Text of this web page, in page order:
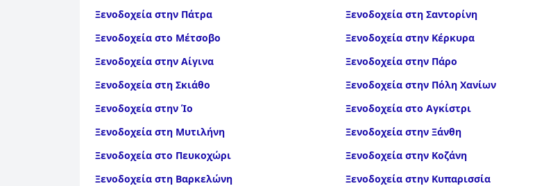
Ξενοδοχεία στην Πάτρα
Ξενοδοχεία στη Σαντορίνη
Ξενοδοχεία στο Μέτσοβο
Ξενοδοχεία στην Κέρκυρα
Ξενοδοχεία στην Αίγινα
Ξενοδοχεία στην Πάρο
Ξενοδοχεία στη Σκιάθο
Ξενοδοχεία στην Πόλη Χανίων
Ξενοδοχεία στην Ίο
Ξενοδοχεία στο Αγκίστρι
Ξενοδοχεία στη Μυτιλήνη
Ξενοδοχεία στην Ξάνθη
Ξενοδοχεία στο Πευκοχώρι
Ξενοδοχεία στην Κοζάνη
Ξενοδοχεία στη Βαρκελώνη
Ξενοδοχεία στην Κυπαρισσία